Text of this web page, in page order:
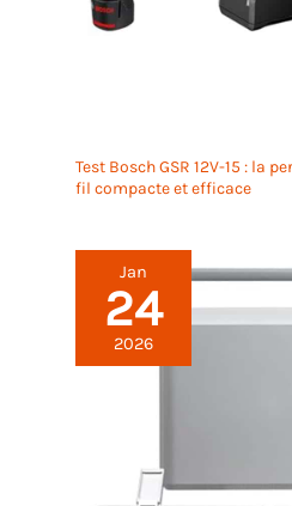
Test Bosch GSR 12V-15 : la
fil compacte et efficace
Jan
24
2026